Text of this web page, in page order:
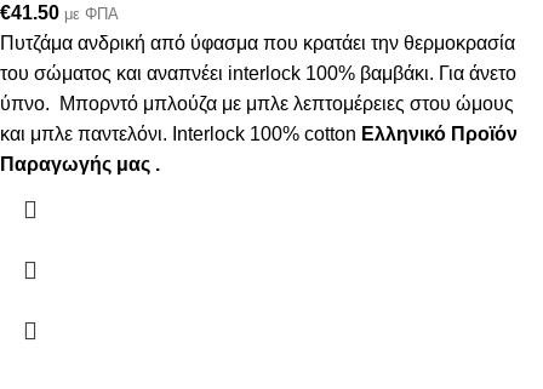
€41.50 με ΦΠΑ
Πυτζάμα ανδρική από ύφασμα που κρατάει την θερμοκρασία
του σώματος και αναπνέει interlock 100% βαμβάκι. Για άνετο
ύπνο. Μπορντό μπλούζα με μπλε λεπτομέρειες στου ώμους
και μπλε παντελόνι. Interlock 100% cotton Ελληνικό Προϊόν
Παραγωγής μας .